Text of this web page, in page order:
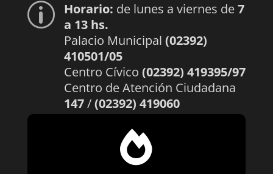
p Horario: de lunes a viernes de7
a 13 hs.
Palacio Municipal (02392)
410501/05
Centro Cívico (02392) 419395/97
Centro de Atención Ciudadana
147/(02392) 419060
